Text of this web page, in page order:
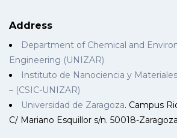
Address
Department of Chemical and
Engineering (UNIZAR)
Instituto de Nanociencia y
– (CSIC-UNIZAR)
Universidad de Zaragoza. Campus
C/ Mariano Esquillor s/n. 50018-